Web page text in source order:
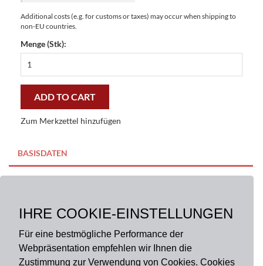
IHRE COOKIE-EINSTELLUNGEN
Für eine bestmögliche Performance der
Webpräsentation empfehlen wir Ihnen die
Zustimmung zur Verwendung von Cookies. Cookies
Additional costs (e.g. for customs or taxes) may occur when shipping to
non-EU countries.
Menge (Stk):
Rumänien
44x67
-
stilvoll
quantity
ADD TO CART
Zum Merkzettel hinzufügen
BASISDATEN
BESCHREIBUNG
Größe: 44 x 67 cm Material: 100% Polyester